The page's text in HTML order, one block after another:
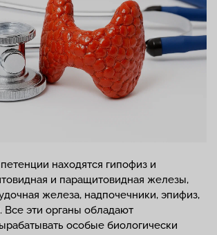
находятся гипофиз и
и паращитовидная железы,
железа, надпочечники, эпифиз,
Все эти органы обладают
особые биологически